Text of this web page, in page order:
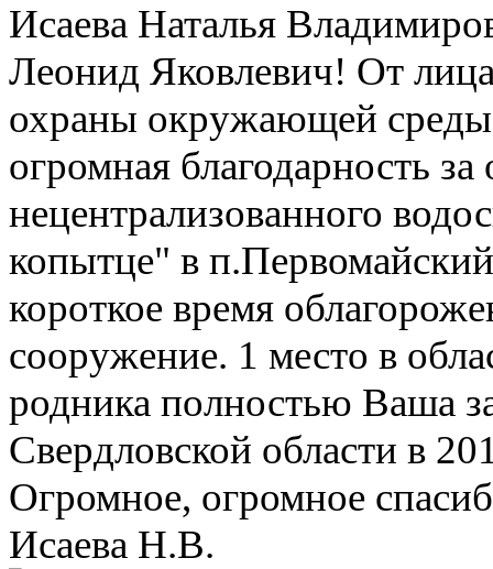
Исаева Наталья
Леонид Яковлевич! От лица
охраны окружающей среды
огромная благодарность
нецентрализованного
копытце" в
короткое время
сооружение. 1 место в
родника полностью Ваша
Свердловской области в
Огромное, огромное
Исаева Н.В.